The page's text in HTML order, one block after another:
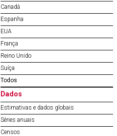
Canadá
Espanha
EUA
França
Reino Unido
Suíça
Todos
Dados
Estimativas e dados globais
Séries anuais
Censos